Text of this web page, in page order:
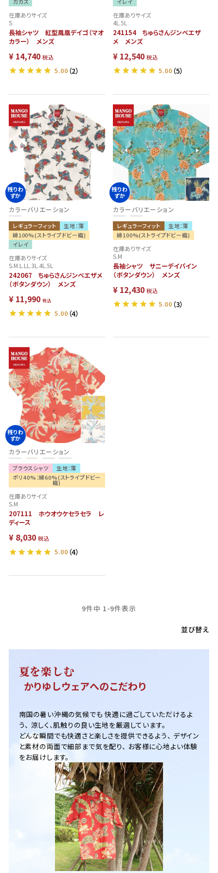
在庫ありサイズ
S
長袖シャツ 紅型鳳凰デイゴ（マオ
カラー） メンズ
¥ 14,740 税込
5.00 （2）
在庫ありサイズ
4L.5L
241154 ちゅらさんジンベエザ
メ メンズ
¥ 12,540 税込
5.00 （5）
カラーバリエーション
レギュラーフィット
生地：薄
綿100%(ストライプドビー織)
イレイ
残りわ
ずか
在庫ありサイズ
S.M.L.LL.3L.4L.5L
242067 ちゅらさんジンベエザメ
（ボタンダウン） メンズ
¥ 11,990 税込
5.00 （4）
カラーバリエーション
レギュラーフィット
生地：薄
綿100%(ストライプドビー織)
残りわ
ずか
在庫ありサイズ
S.M
長袖シャツ サニーデイパイン
（ボタンダウン） メンズ
¥ 12,430 税込
5.00 （3）
カラーバリエーション
ブラウスシャツ
生地：薄
ポリ40%：綿60%(ストライプドビー
織)
残りわ
ずか
在庫ありサイズ
S.M
207111 ホウオウケセラセラ レ
ディース
¥ 8,030 税込
5.00 （4）
並び替え
9件中 1-9件表示
夏を楽しむ
かりゆしウェアへのこだわり
南国の暑い沖縄の気候でも 快適に過ごしていただけるよ
う、 涼しく、肌触りの良い生地を厳選しています。
どんな瞬間でも快適さと楽しさを提供できるよう、 デザイン
と素材の両面で細部まで気を配り、 お客様に心地よい体験
をお届けします。